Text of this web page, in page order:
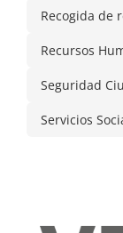
Recogida de
Recursos
Seguridad
Servicios